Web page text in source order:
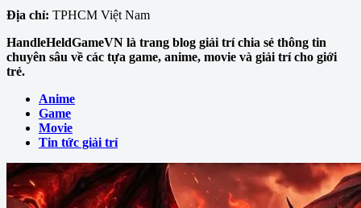
Địa chỉ: TPHCM Việt Nam
HandleHeldGameVN là trang blog giải trí chia sẻ thông tin
chuyên sâu về các tựa game, anime, movie và giải trí cho giới
trẻ.
Anime
Game
Movie
Tin tức giải trí